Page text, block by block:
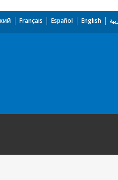
English
Español
Français